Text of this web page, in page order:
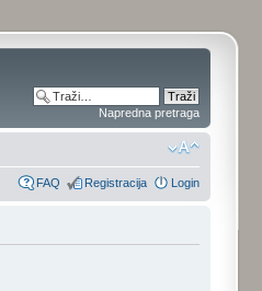
Napredna pretraga
FAQ Registracija Login